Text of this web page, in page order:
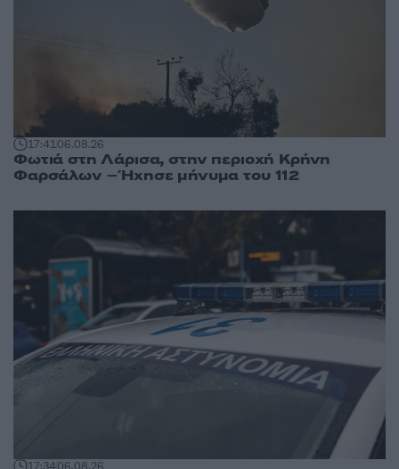
17:4106.08.26
Φωτιά στη Λάρισα, στην περιοχή Κρήνη
Φαρσάλων – Ήχησε μήνυμα του 112